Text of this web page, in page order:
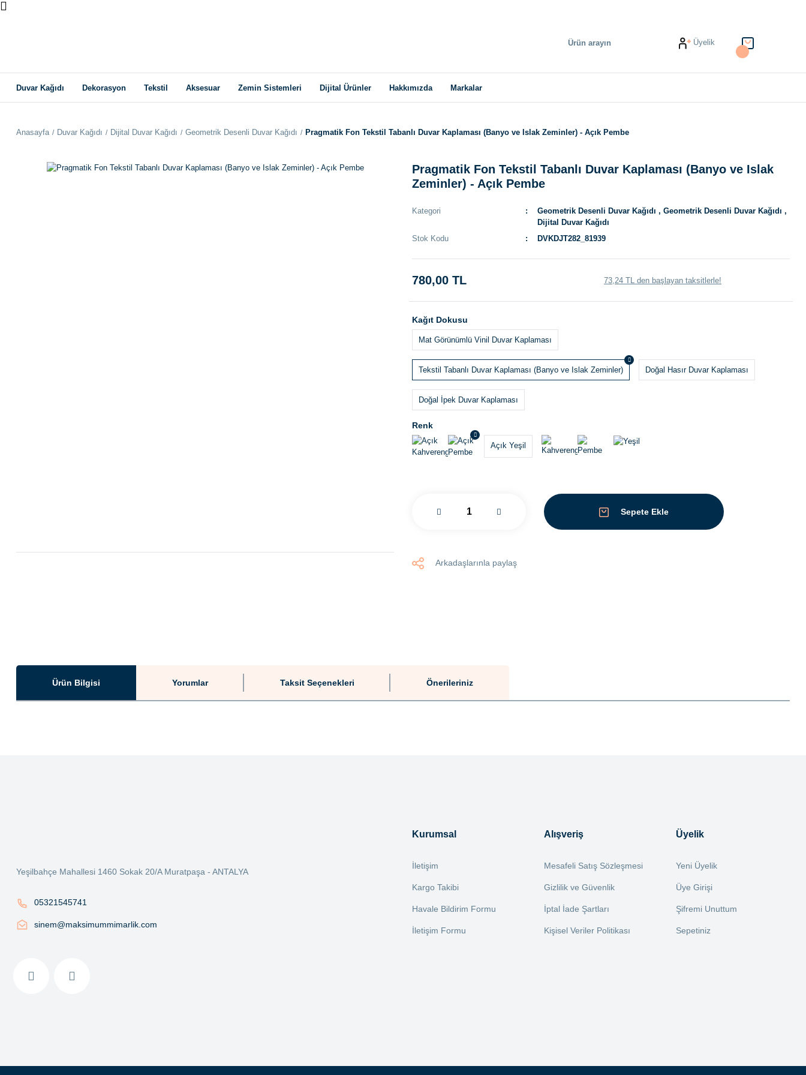
Üyelik
Duvar Kağıdı Dekorasyon Tekstil Aksesuar Zemin Sistemleri Dijital Ürünler Hakkımızda Markalar
Anasayfa Duvar Kağıdı Dijital Duvar Kağıdı Geometrik Desenli Duvar Kağıdı Pragmatik Fon Tekstil Tabanlı Duvar Kaplaması (Banyo ve Islak Zeminler) - Açık Pembe
Pragmatik Fon Tekstil Tabanlı Duvar Kaplaması (Banyo ve Islak
Zeminler) - Açık Pembe
Kategori Geometrik Desenli Duvar Kağıdı , Geometrik Desenli Duvar Kağıdı ,
Dijital Duvar Kağıdı
Stok Kodu
DVKDJT282_81939
780,00 TL 73,24 TL den başlayan taksitlerle!
Kağıt Dokusu
Mat Görünümlü Vinil Duvar Kaplaması
Tekstil Tabanlı Duvar Kaplaması (Banyo ve Islak Zeminler) Doğal Hasır Duvar Kaplaması
Doğal İpek Duvar Kaplaması
Renk
Açık Yeşil
Sepete Ekle
Arkadaşlarınla paylaş
Ürün Bilgisi Yorumlar Taksit Seçenekleri Önerileriniz
Bu ürüne benzer farklı alternatifler olmalı.
Yeşilbahçe Mahallesi 1460 Sokak 20/A Muratpaşa - ANTALYA
05321545741
sinem@maksimummimarlik.com
Kurumsal
İletişim
Kargo Takibi
Havale Bildirim Formu
İletişim Formu
Alışveriş
Mesafeli Satış Sözleşmesi
Gizlilik ve Güvenlik
İptal İade Şartları
Kişisel Veriler Politikası
Üyelik
Yeni Üyelik
Üye Girişi
Şifremi Unuttum
Sepetiniz